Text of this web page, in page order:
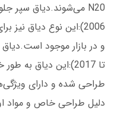
طراحی شده و دارای
دلیل طراحی خاص و مواد